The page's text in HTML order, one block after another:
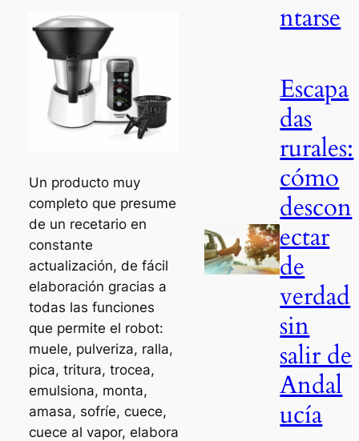
Un producto muy
completo que presume
de un recetario en
constante
actualización, de fácil
elaboración gracias a
todas las funciones
que permite el robot:
muele, pulveriza, ralla,
pica, tritura, trocea,
emulsiona, monta,
amasa, sofríe, cuece,
cuece al vapor, elabora
ntarse
Escapa
das
rurales:
cómo
descon
ectar
de
verdad
sin
salir de
Andal
ucía